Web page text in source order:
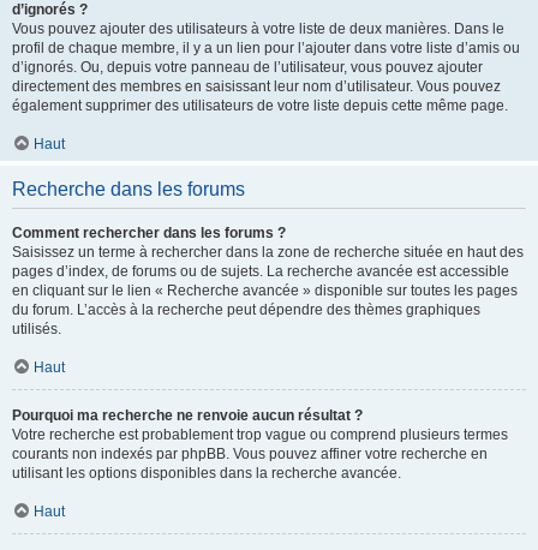
d’ignorés ?
Vous pouvez ajouter des utilisateurs à votre liste de deux manières. Dans le
profil de chaque membre, il y a un lien pour l’ajouter dans votre liste d’amis ou
d’ignorés. Ou, depuis votre panneau de l’utilisateur, vous pouvez ajouter
directement des membres en saisissant leur nom d’utilisateur. Vous pouvez
également supprimer des utilisateurs de votre liste depuis cette même page.
Haut
Recherche dans les forums
Comment rechercher dans les forums ?
Saisissez un terme à rechercher dans la zone de recherche située en haut des
pages d’index, de forums ou de sujets. La recherche avancée est accessible
en cliquant sur le lien « Recherche avancée » disponible sur toutes les pages
du forum. L’accès à la recherche peut dépendre des thèmes graphiques
utilisés.
Haut
Pourquoi ma recherche ne renvoie aucun résultat ?
Votre recherche est probablement trop vague ou comprend plusieurs termes
courants non indexés par phpBB. Vous pouvez affiner votre recherche en
utilisant les options disponibles dans la recherche avancée.
Haut